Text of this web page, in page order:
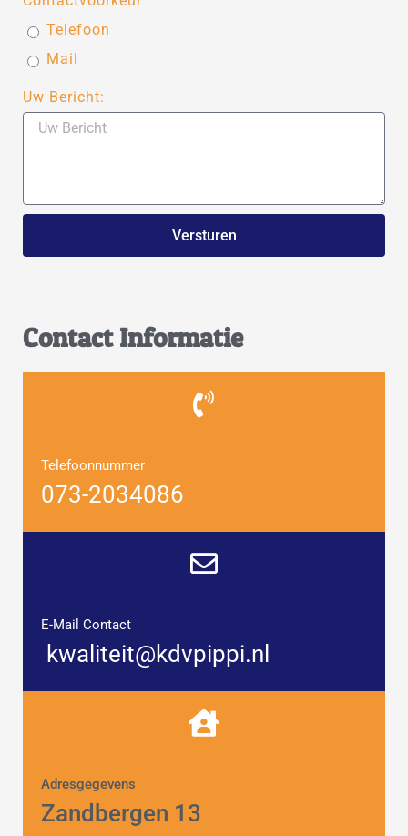
Telefoon
Mail
Uw Bericht:
Versturen
Contact Informatie
Telefoonnummer
073-2034086
E-Mail Contact
kwaliteit@kdvpippi.nl
Adresgegevens
Zandbergen 13